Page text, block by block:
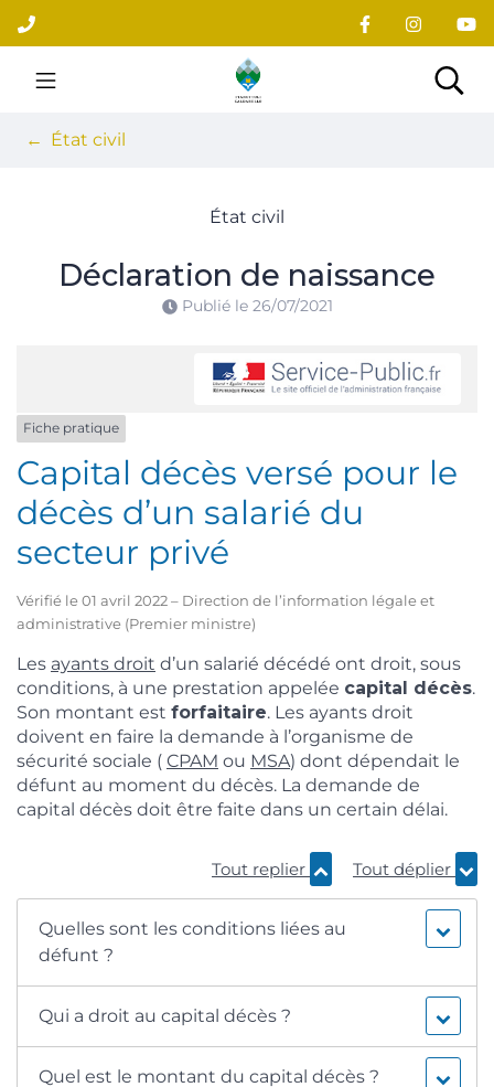
Aller
au
contenu
Site officiel du village
État civil
État civil
Déclaration de naissance
Publié le 26/07/2021
Fiche pratique
Capital décès versé pour le
décès d’un salarié du
secteur privé
Vérifié le 01 avril 2022 – Direction de l’information légale et
administrative (Premier ministre)
Les ayants droit d’un salarié décédé ont droit, sous
conditions, à une prestation appelée capital décès.
Son montant est forfaitaire. Les ayants droit
doivent en faire la demande à l’organisme de
sécurité sociale ( CPAM ou MSA) dont dépendait le
défunt au moment du décès. La demande de
capital décès doit être faite dans un certain délai.
Tout replier Tout déplier
Quelles sont les conditions liées au
défunt ?
Qui a droit au capital décès ?
Quel est le montant du capital décès ?